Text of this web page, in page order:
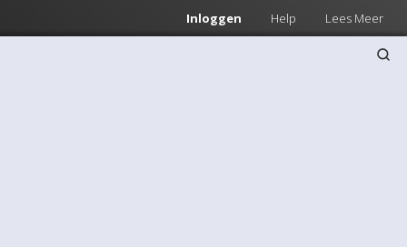
Inloggen Help Lees Meer